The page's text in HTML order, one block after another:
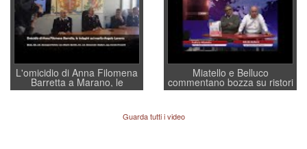
L'omicidio di Anna Filomena
Barretta a Marano, le
indagini dei carabinieri di
Lavarra: più avvincenti di
quelle di... Barbara D'Urso
Miatello e Belluco
commentano bozza su ristori
BPVi e Veneto Banca
Guarda tutti i video